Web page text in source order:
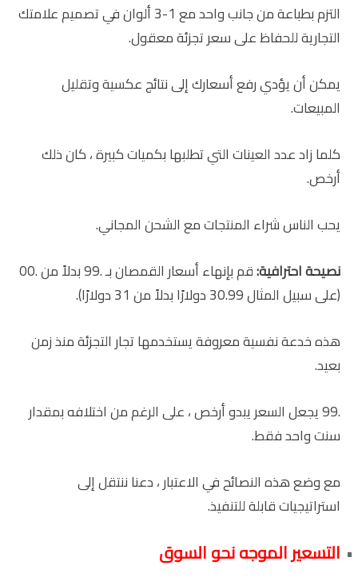
التزم بطباعة من جانب واحد مع 1-3 ألوان في تصميم علامتك
التجارية للحفاظ على سعر تجزئة معقول.
يمكن أن يؤدي رفع أسعارك إلى نتائج عكسية وتقليل
المبيعات.
كلما زاد عدد العينات التي تطلبها بكميات كبيرة ، كان ذلك
أرخص.
يحب الناس شراء المنتجات مع الشحن المجاني.
نصيحة احترافية:
قم بإنهاء أسعار القمصان بـ .99 بدلاً من .00
(على سبيل المثال 30.99 دولارًا بدلاً من 31 دولارًا).
هذه خدعة نفسية معروفة يستخدمها تجار التجزئة منذ زمن
بعيد.
.99 يجعل السعر يبدو أرخص ، على الرغم من اختلافه بمقدار
سنت واحد فقط.
مع وضع هذه النصائح في الاعتبار ، دعنا ننتقل إلى
استراتيجيات قابلة للتنفيذ.
التسعير الموجه نحو السوق